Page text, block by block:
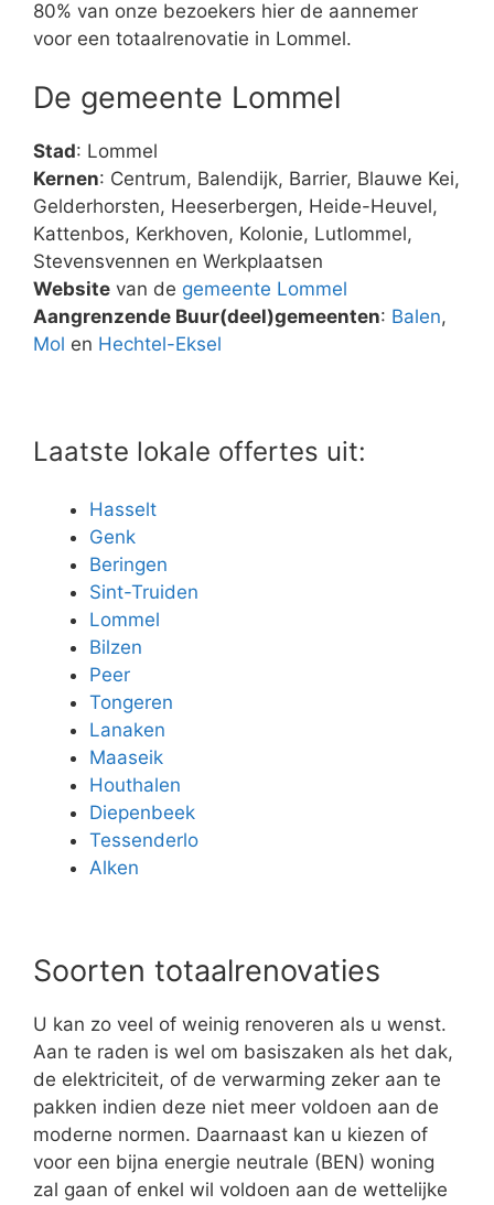
80% van onze bezoekers hier de aannemer
voor een totaalrenovatie in Lommel.
De gemeente Lommel
Stad: Lommel
Kernen: Centrum, Balendijk, Barrier, Blauwe Kei,
Gelderhorsten, Heeserbergen, Heide-Heuvel,
Kattenbos, Kerkhoven, Kolonie, Lutlommel,
Stevensvennen en Werkplaatsen
Website van de gemeente Lommel
Aangrenzende Buur(deel)gemeenten: Balen,
Mol en Hechtel-Eksel
Laatste lokale offertes uit:
Hasselt
Genk
Beringen
Sint-Truiden
Lommel
Bilzen
Peer
Tongeren
Lanaken
Maaseik
Houthalen
Diepenbeek
Tessenderlo
Alken
Soorten totaalrenovaties
U kan zo veel of weinig renoveren als u wenst.
Aan te raden is wel om basiszaken als het dak,
de elektriciteit, of de verwarming zeker aan te
pakken indien deze niet meer voldoen aan de
moderne normen. Daarnaast kan u kiezen of
voor een bijna energie neutrale (BEN) woning
zal gaan of enkel wil voldoen aan de wettelijke